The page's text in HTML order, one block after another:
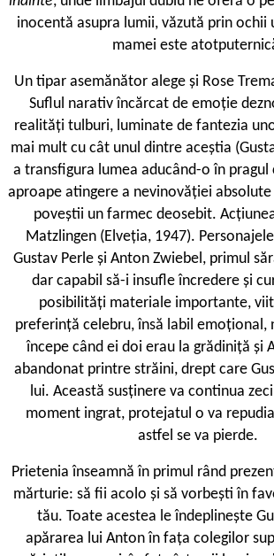
inocentă asupra lumii, văzută prin ochii
mamei este
Un tipar asemănător alege și Rose
Suflul narativ încărcat de emoție
realități tulburi, luminate de fantezia
mai mult cu cât unul dintre aceștia
a transfigura lumea aducând-o în pragul
aproape atingere a nevinovăției
poveștii un farmec deosebit.
Matzlingen (Elveția, 1947).
Gustav Perle și Anton Zwiebel, primul
dar capabil să-i insufle încredere și
posibilități materiale importante,
preferință celebru, însă labil emoțional,
începe când ei doi erau la grădiniță și
abandonat printre străini, drept care
lui. Această susținere va continua
moment ingrat, protejatul o va
astfel se va pierde.
Prietenia înseamnă în primul rând
mărturie: să fii acolo și să vorbești în
tău. Toate acestea le îndeplinește
apărarea lui Anton în fața colegilor